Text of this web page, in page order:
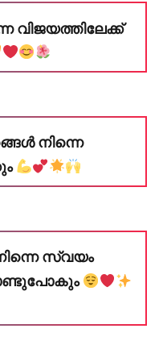
വിജയത്തിലേക്ക്
നിന്നെ
സ്വയം